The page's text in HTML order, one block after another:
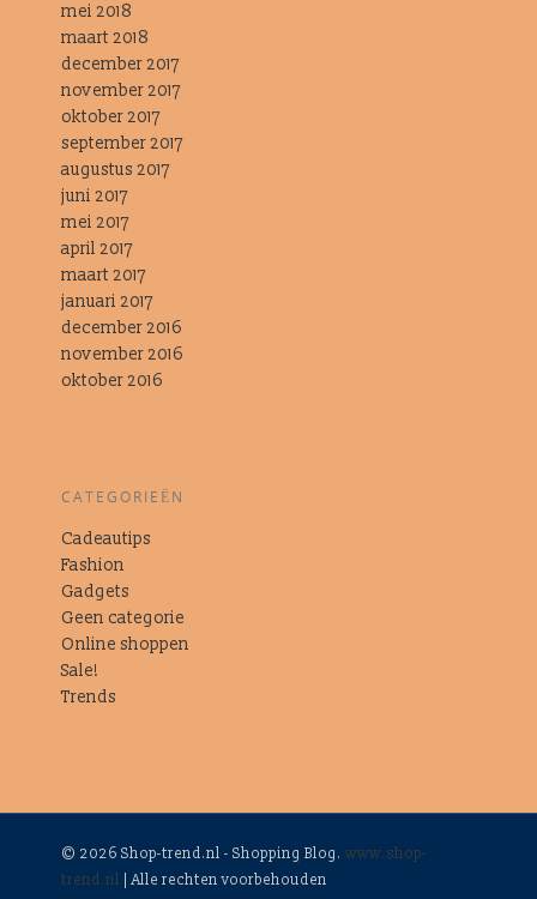
mei 2018
maart 2018
december 2017
november 2017
oktober 2017
september 2017
augustus 2017
juni 2017
mei 2017
april 2017
maart 2017
januari 2017
december 2016
november 2016
oktober 2016
CATEGORIEËN
Cadeautips
Fashion
Gadgets
Geen categorie
Online shoppen
Sale!
Trends
© 2026 Shop-trend.nl - Shopping Blog.www.shop-
trend.nl | Alle rechten voorbehouden